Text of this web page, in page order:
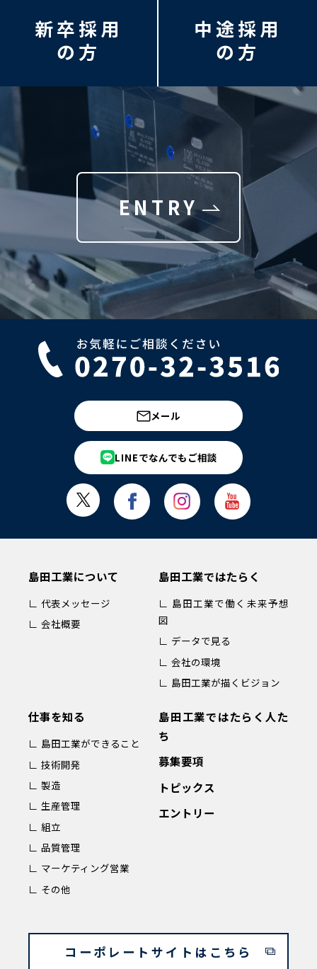
新卒採用
の方
中途採用
の方
ENTRY
メール
LINEでなんでもご相談
島田工業について
∟ 代表メッセージ
∟ 会社概要
島田工業ではたらく
∟ 島田工業で働く未来予想
図
∟ データで見る
∟ 会社の環境
∟ 島田工業が描くビジョン
仕事を知る
∟ 島田工業ができること
∟ 技術開発
∟ 製造
∟ 生産管理
∟ 組立
∟ 品質管理
∟ マーケティング営業
∟ その他
島田工業ではたらく人た
ち
募集要項
トピックス
エントリー
コーポレートサイトはこちら